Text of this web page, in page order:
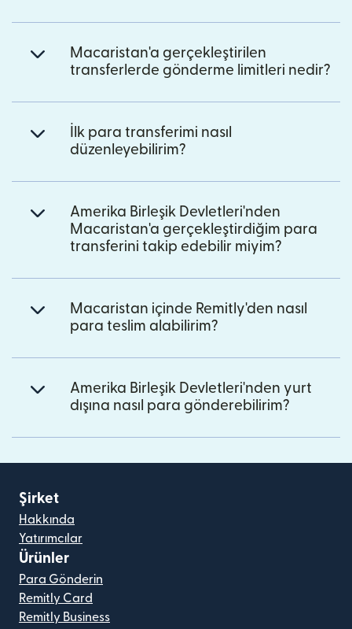
Macaristan'a gerçekleştirilen
transferlerde gönderme limitleri nedir?
İlk para transferimi nasıl
düzenleyebilirim?
Amerika Birleşik Devletleri'nden
Macaristan'a gerçekleştirdiğim para
transferini takip edebilir miyim?
Macaristan içinde Remitly'den nasıl
para teslim alabilirim?
Amerika Birleşik Devletleri'nden yurt
dışına nasıl para gönderebilirim?
Şirket
Hakkında
Yatırımcılar
Ürünler
Para Gönderin
Remitly Card
Remitly Business